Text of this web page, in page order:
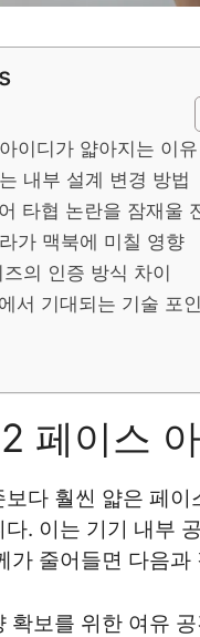
이디가 얇아지는 이유
내부 설계 변경 방법
타협 논란을 잠재울
가 맥북에 미칠 영향
의 인증 방식 차이
서 기대되는 기술 포
페이스
다 훨씬 얇은 페
. 이는 기기 내부
가 줄어들면 다음과
확보를 위한 여유